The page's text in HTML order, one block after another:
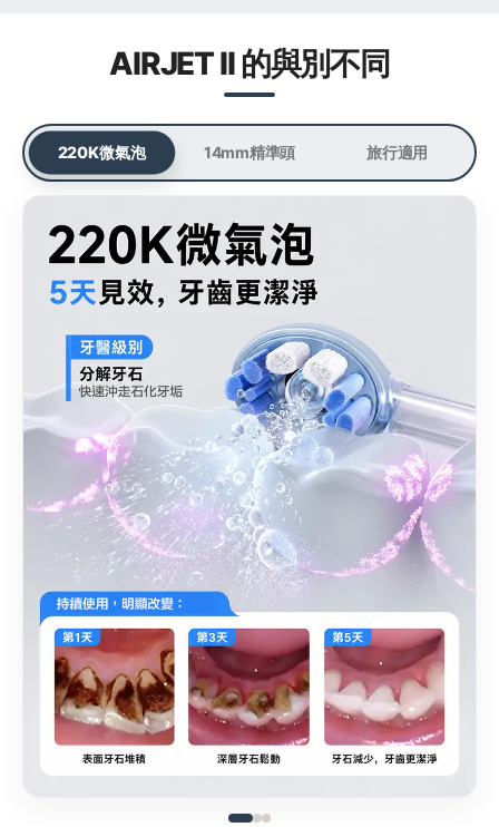
AIRJET II 的與別不同
220K微氣泡 14mm精準頭 旅行適用